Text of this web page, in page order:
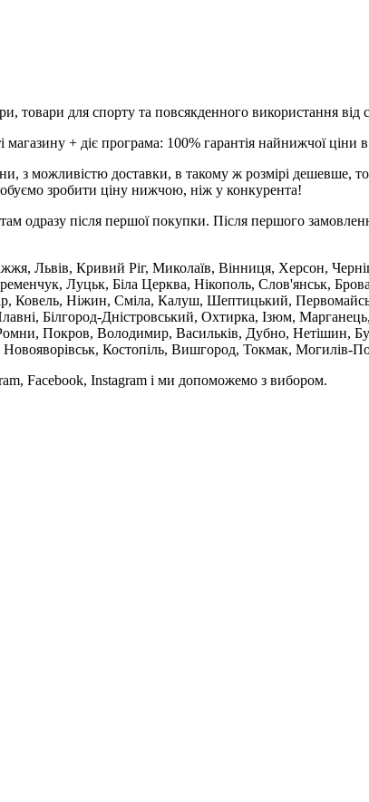
товари для спорту та повсякденного використання від
+ діє програма: 100% гарантія найнижчої ціни в
з можливістю доставки, в такому ж розмірі дешевше,
зробити ціну нижчою, ніж у конкурента!
одразу після першої покупки. Після першого
Львів, Кривий Ріг, Миколаїв, Вінниця, Херсон,
Луцьк, Біла Церква, Нікополь, Слов'янськ,
Ковель, Ніжин, Сміла, Калуш, Шептицький,
Білгород-Дністровський, Охтирка, Ізюм,
Покров, Володимир, Васильків, Дубно, Нетішин,
Костопіль, Вишгород, Токмак, Могилів-
Facebook, Instagram і ми допоможемо з вибором.